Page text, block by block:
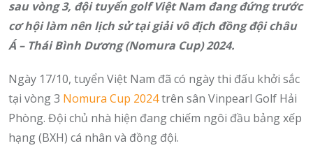
sau vòng 3, đội tuyển golf Việt Nam đang đứng trước
cơ hội làm nên lịch sử tại giải vô địch đồng đội châu
Á – Thái Bình Dương (Nomura Cup) 2024.
Ngày 17/10, tuyển Việt Nam đã có ngày thi đấu khởi sắc
tại vòng 3 Nomura Cup 2024trên sân Vinpearl Golf Hải
Phòng. Đội chủ nhà hiện đang chiếm ngôi đầu bảng xếp
hạng (BXH) cá nhân và đồng đội.